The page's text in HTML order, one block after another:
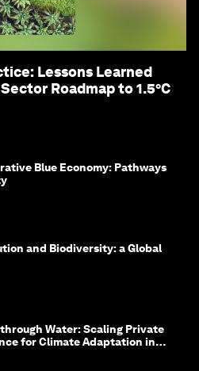
Lessons Learned
Roadmap to 1.5°C
Blue Economy: Pathways
and Biodiversity: a Global
Water: Scaling Private
for Climate Adaptation in